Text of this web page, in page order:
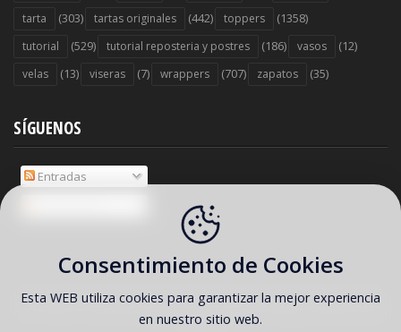
tarta (303) tartas originales (442) toppers (1358)
tutorial (529) tutorial reposteria y postres (186) vasos (12)
velas (13) viseras (7) wrappers (707) zapatos (35)
SÍGUENOS
Entradas
COPYRIGHT ©2026 Ideas y material gratis para fiestas y celebraciones
Oh My Fiesta!
Consentimiento de Cookies
Esta WEB utiliza cookies para garantizar la mejor experiencia
en nuestro sitio web.